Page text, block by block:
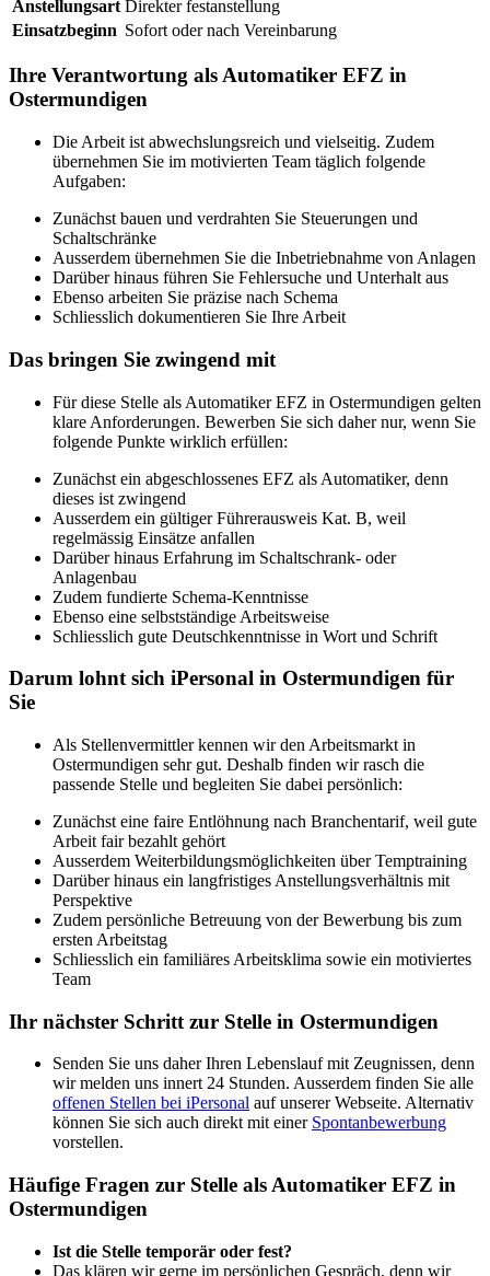
Anstellungsart Direkter festanstellung
Einsatzbeginn Sofort oder nach Vereinbarung
Ihre Verantwortung als Automatiker EFZ in
Ostermundigen
Die Arbeit ist abwechslungsreich und vielseitig. Zudem
übernehmen Sie im motivierten Team täglich folgende
Aufgaben:
Zunächst bauen und verdrahten Sie Steuerungen und
Schaltschränke
Ausserdem übernehmen Sie die Inbetriebnahme von Anlagen
Darüber hinaus führen Sie Fehlersuche und Unterhalt aus
Ebenso arbeiten Sie präzise nach Schema
Schliesslich dokumentieren Sie Ihre Arbeit
Das bringen Sie zwingend mit
Für diese Stelle als Automatiker EFZ in Ostermundigen gelten
klare Anforderungen. Bewerben Sie sich daher nur, wenn Sie
folgende Punkte wirklich erfüllen:
Zunächst ein abgeschlossenes EFZ als Automatiker, denn
dieses ist zwingend
Ausserdem ein gültiger Führerausweis Kat. B, weil
regelmässig Einsätze anfallen
Darüber hinaus Erfahrung im Schaltschrank- oder
Anlagenbau
Zudem fundierte Schema-Kenntnisse
Ebenso eine selbstständige Arbeitsweise
Schliesslich gute Deutschkenntnisse in Wort und Schrift
Darum lohnt sich iPersonal in Ostermundigen für
Sie
Als Stellenvermittler kennen wir den Arbeitsmarkt in
Ostermundigen sehr gut. Deshalb finden wir rasch die
passende Stelle und begleiten Sie dabei persönlich:
Zunächst eine faire Entlöhnung nach Branchentarif, weil gute
Arbeit fair bezahlt gehört
Ausserdem Weiterbildungsmöglichkeiten über Temptraining
Darüber hinaus ein langfristiges Anstellungsverhältnis mit
Perspektive
Zudem persönliche Betreuung von der Bewerbung bis zum
ersten Arbeitstag
Schliesslich ein familiäres Arbeitsklima sowie ein motiviertes
Team
Ihr nächster Schritt zur Stelle in Ostermundigen
Senden Sie uns daher Ihren Lebenslauf mit Zeugnissen, denn
wir melden uns innert 24 Stunden. Ausserdem finden Sie alle
offenen Stellen bei iPersonal auf unserer Webseite. Alternativ
können Sie sich auch direkt mit einer Spontanbewerbung
vorstellen.
Häufige Fragen zur Stelle als Automatiker EFZ in
Ostermundigen
Ist die Stelle temporär oder fest?
Das klären wir gerne im persönlichen Gespräch, denn wir